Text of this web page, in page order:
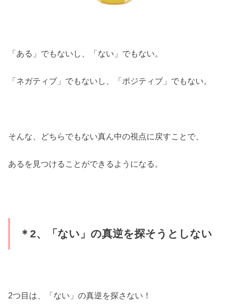
「ある」でもないし、「ない」でもない。
「ネガティブ」でもないし、「ポジティブ」でもない。
そんな、どちらでもない真ん中の視点に戻すことで、
あるを見つけることができるようになる。
＊2、「ない」の真逆を探そうとしない
2つ目は、「ない」の真逆を探さない！